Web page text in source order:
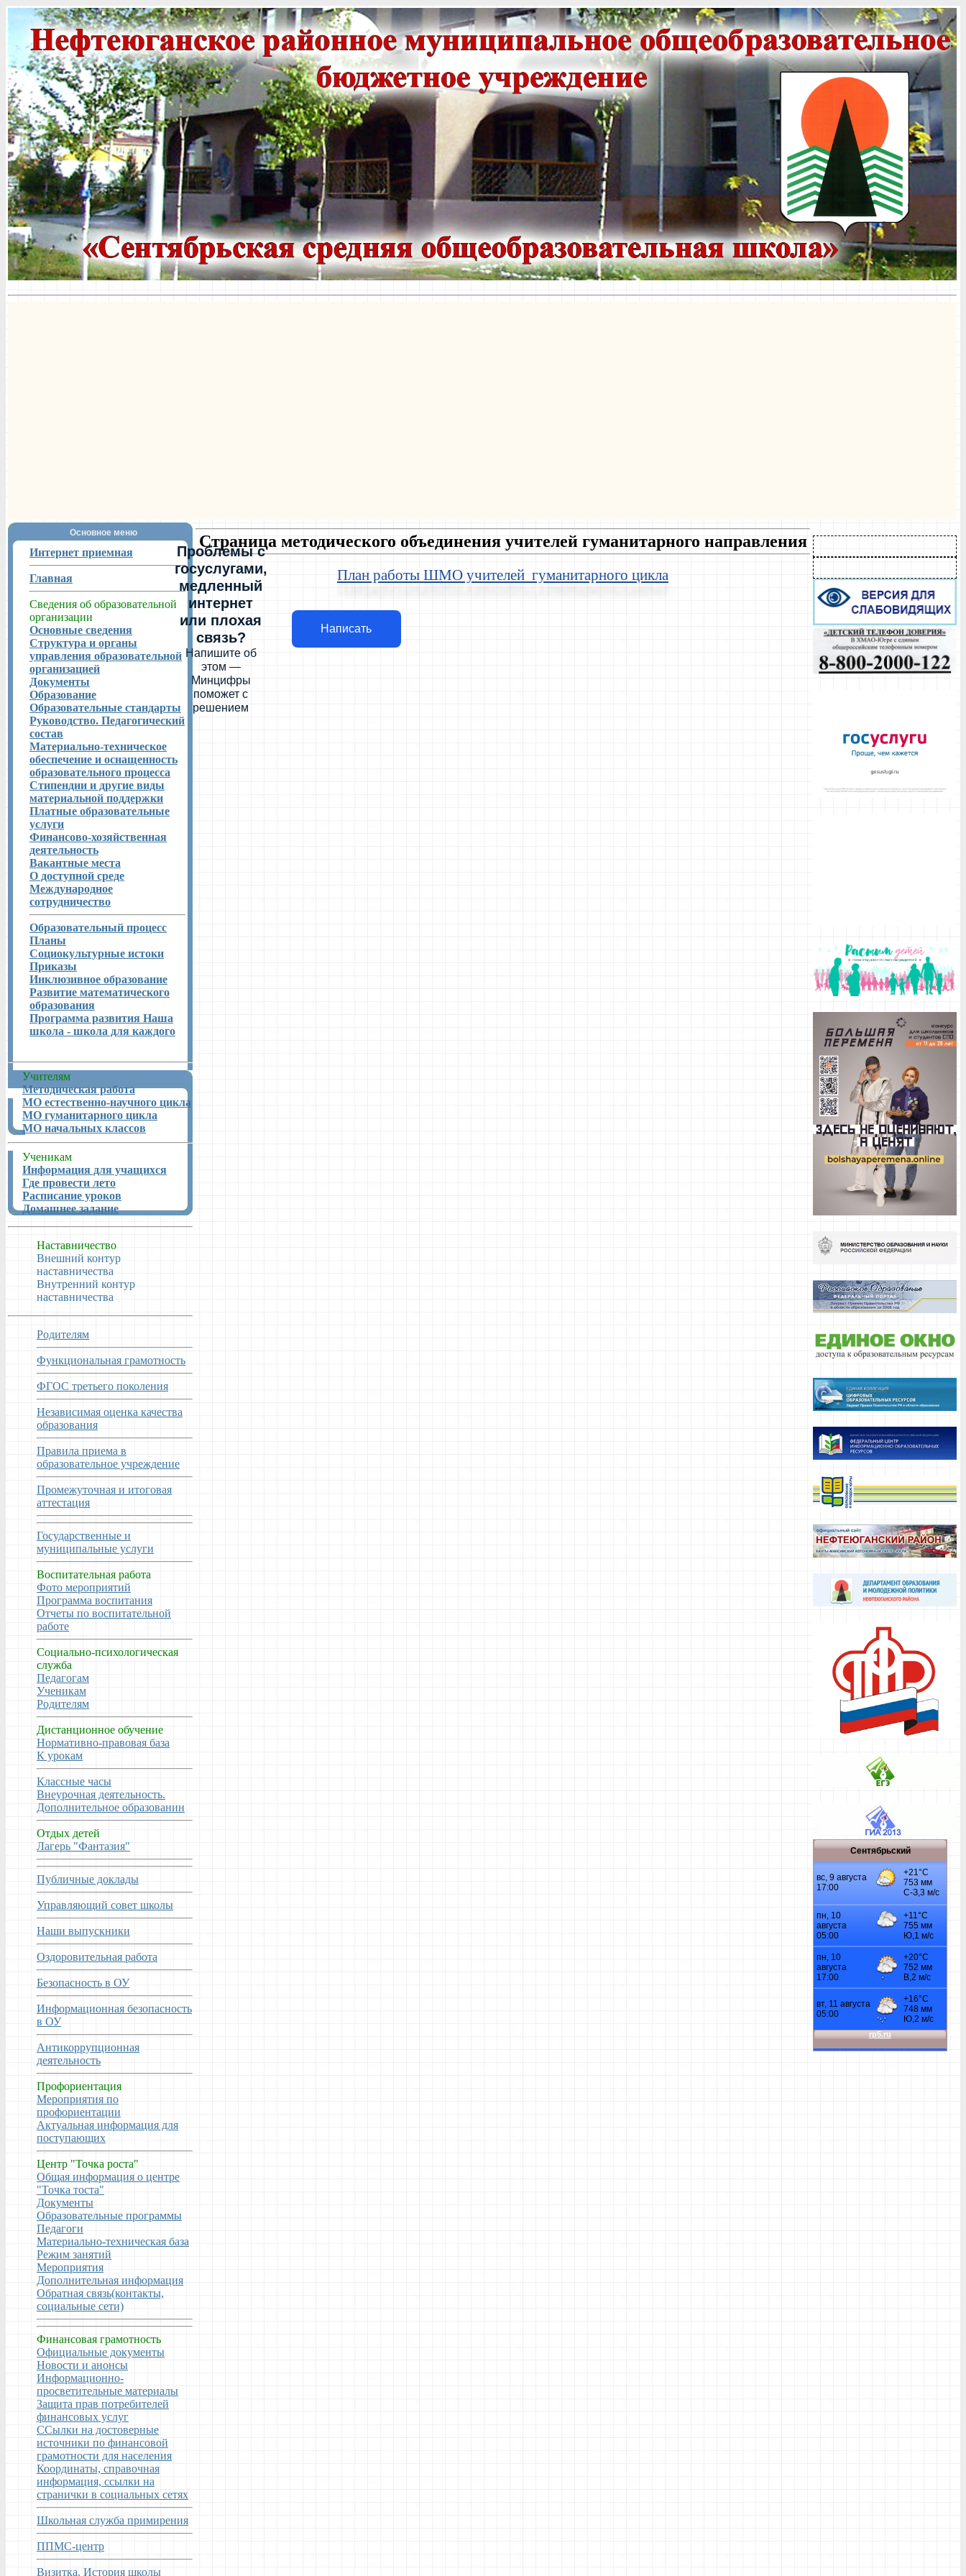
Проблемы с
госуслугами,
медленный
интернет
или плохая
связь?
Напишите об
этом —
Минцифры
поможет с
решением
Написать
Основное меню
Интернет приемная
Главная
Сведения об образовательной
организации
Основные сведения
Структура и органы
управления образовательной
организацией
Документы
Образование
Образовательные стандарты
Руководство. Педагогический
состав
Материально-техническое
обеспечение и оснащенность
образовательного процесса
Стипендии и другие виды
материальной поддержки
Платные образовательные
услуги
Финансово-хозяйственная
деятельность
Вакантные места
О доступной среде
Международное
сотрудничество
Образовательный процесс
Планы
Социокультурные истоки
Приказы
Инклюзивное образование
Развитие математического
образования
Программа развития Наша
школа - школа для каждого
Учителям
Методическая работа
МО естественно-научного цикла
МО гуманитарного цикла
МО начальных классов
Ученикам
Информация для учащихся
Где провести лето
Расписание уроков
Домашнее задание
Наставничество
Внешний контур
наставничества
Внутренний контур
наставничества
Родителям
Функциональная грамотность
ФГОС третьего поколения
Независимая оценка качества
образования
Правила приема в
образовательное учреждение
Промежуточная и итоговая
аттестация
Государственные и
муниципальные услуги
Воспитательная работа
Фото мероприятий
Программа воспитания
Отчеты по воспитательной
работе
Социально-психологическая
служба
Педагогам
Ученикам
Родителям
Дистанционное обучение
Нормативно-правовая база
К урокам
Классные часы
Внеурочная деятельность.
Дополнительное образованин
Отдых детей
Лагерь "Фантазия"
Публичные доклады
Управляющий совет школы
Наши выпускники
Оздоровительная работа
Безопасность в ОУ
Информационная безопасность
в ОУ
Антикоррупционная
деятельность
Профориентация
Мероприятия по
профориентации
Актуальная информация для
поступающих
Центр "Точка роста"
Общая информация о центре
"Точка тоста"
Документы
Образовательные программы
Педагоги
Материально-техническая база
Режим занятий
Мероприятия
Дополнительная информация
Обратная связь(контакты,
социальные сети)
Финансовая грамотность
Официальные документы
Новости и анонсы
Информационно-
просветительные материалы
Защита прав потребителей
финансовых услуг
ССылки на достоверные
источники по финансовой
грамотности для населения
Координаты, справочная
информация, ссылки на
странички в социальных сетях
Школьная служба примирения
ППМС-центр
Визитка. История школы
Страница методического объединения учителей гуманитарного направления
План работы ШМО учителей гуманитарного цикла
Сентябрьский